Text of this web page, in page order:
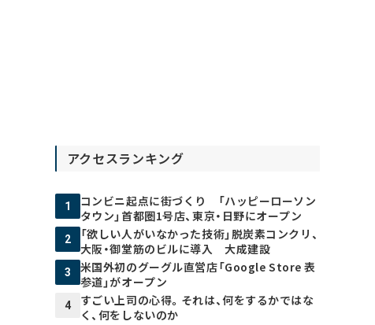
アクセスランキング
1
コンビニ起点に街づくり 「ハッピーローソン
タウン」首都圏1号店、東京・日野にオープン
2
「欲しい人がいなかった技術」脱炭素コンクリ、
大阪・御堂筋のビルに導入 大成建設
3
米国外初のグーグル直営店「Google Store 表
参道」がオープン
4
すごい上司の心得。それは、何をするかではな
く、何をしないのか